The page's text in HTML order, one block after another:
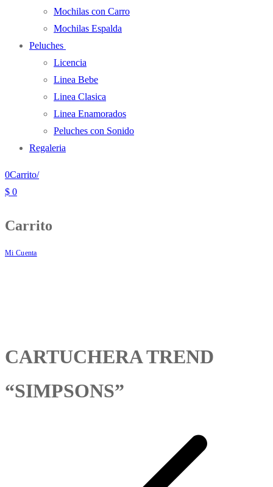
Mochilas con Carro
Mochilas Espalda
Peluches
Licencia
Linea Bebe
Linea Clasica
Linea Enamorados
Peluches con Sonido
Regaleria
0Carrito/
$ 0
Carrito
Mi Cuenta
CARTUCHERA TREND
“SIMPSONS”